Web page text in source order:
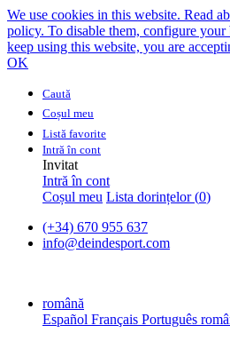
We use cookies in this website. Read
policy. To disable them, configure
keep using this website, you are
OK
Caută
Coșul meu
Listă favorite
Intră în cont
Invitat
Intră în cont
Coșul meu Lista dorințelor (0)
(+34) 670 955 637
info@deindesport.com
română
Español Français Português